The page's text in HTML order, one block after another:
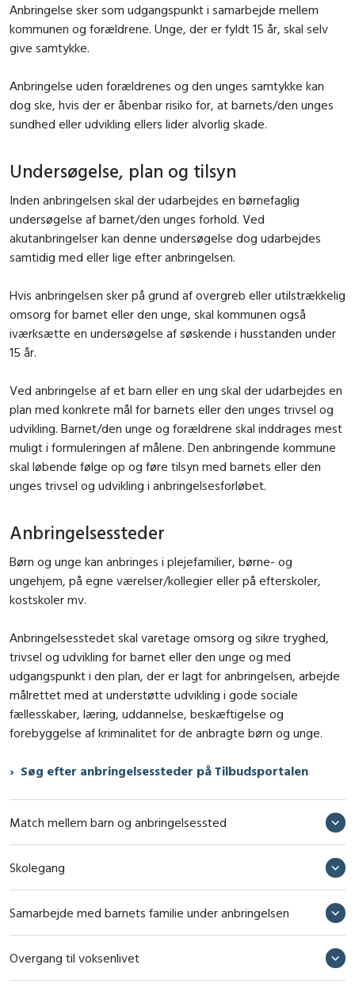
Anbringelse sker som udgangspunkt i samarbejde mellem
kommunen og forældrene. Unge, der er fyldt 15 år, skal selv
give samtykke.
Anbringelse uden forældrenes og den unges samtykke kan
dog ske, hvis der er åbenbar risiko for, at barnets/den unges
sundhed eller udvikling ellers lider alvorlig skade.
Undersøgelse, plan og tilsyn
Inden anbringelsen skal der udarbejdes en børnefaglig
undersøgelse af barnet/den unges forhold. Ved
akutanbringelser kan denne undersøgelse dog udarbejdes
samtidig med eller lige efter anbringelsen.
Hvis anbringelsen sker på grund af overgreb eller utilstrækkelig
omsorg for barnet eller den unge, skal kommunen også
iværksætte en undersøgelse af søskende i husstanden under
15 år.
Ved anbringelse af et barn eller en ung skal der udarbejdes en
plan med konkrete mål for barnets eller den unges trivsel og
udvikling. Barnet/den unge og forældrene skal inddrages mest
muligt i formuleringen af målene. Den anbringende kommune
skal løbende følge op og føre tilsyn med barnets eller den
unges trivsel og udvikling i anbringelsesforløbet.
Anbringelsessteder
Børn og unge kan anbringes i plejefamilier, børne- og
ungehjem, på egne værelser/kollegier eller på efterskoler,
kostskoler mv.
Anbringelsesstedet skal varetage omsorg og sikre tryghed,
trivsel og udvikling for barnet eller den unge og med
udgangspunkt i den plan, der er lagt for anbringelsen, arbejde
målrettet med at understøtte udvikling i gode sociale
fællesskaber, læring, uddannelse, beskæftigelse og
forebyggelse af kriminalitet for de anbragte børn og unge.
Søg efter anbringelsessteder på Tilbudsportalen
Match mellem barn og anbringelsessted
Skolegang
Samarbejde med barnets familie under anbringelsen
Overgang til voksenlivet